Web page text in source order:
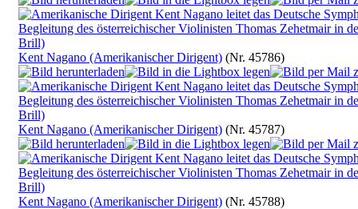
Kent Nagano (Amerikanischer Dirigent) (Nr. 45786)
Kent Nagano (Amerikanischer Dirigent) (Nr. 45787)
Kent Nagano (Amerikanischer Dirigent) (Nr. 45788)